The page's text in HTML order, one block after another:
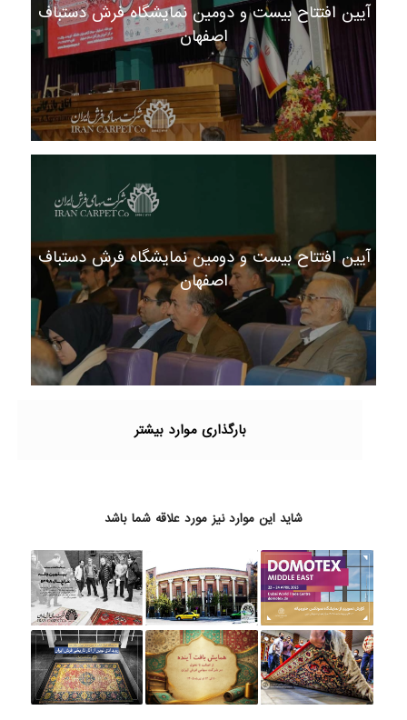
آیین افتتاح بیست و دومین نمایشگاه فرش دستباف
اصفهان
آیین افتتاح بیست و دومین نمایشگاه فرش دستباف
اصفهان
بارگذاری موارد بیشتر
شاید این موارد نیز مورد علاقه شما باشد